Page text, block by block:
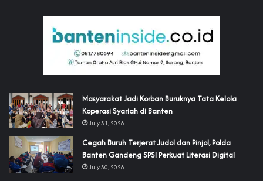
‎Masyarakat Jadi Korban Buruknya Tata Kelola
Koperasi Syariah di Banten
July 31, 2026
Cegah Buruh Terjerat Judol dan Pinjol, Polda
Banten Gandeng SPSI Perkuat Literasi Digital
July 30, 2026